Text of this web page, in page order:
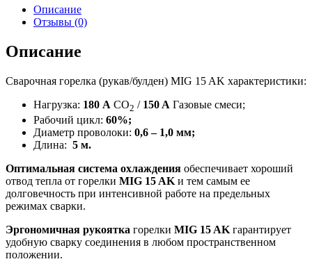
Описание
Отзывы (0)
Описание
Сварочная горелка (рукав/булден) MIG 15 AK характеристики:
Нагрузка: 180 А CO2 / 150 A Газовые смеси;
Рабочий цикл: 60%;
Диаметр проволоки: 0,6 – 1,0 мм;
Длина: 5 м.
Оптимальная система охлаждения обеспечивает хороший
отвод тепла от горелки MIG 15 AK и тем самым ее
долговечность при интенсивной работе на предельных
режимах сварки.
Эргономичная рукоятка горелки MIG 15 AK гарантирует
удобную сварку соединения в любом пространственном
положении.